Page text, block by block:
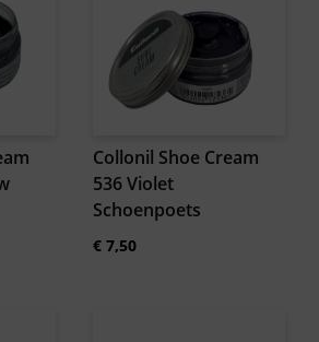
Collonil Shoe Cream
536 Violet
Schoenpoets
€7,50